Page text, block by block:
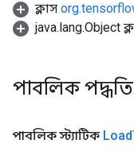
ক্লাস
java.lang.Object
পাবলিক পদ্ধতি
পাবলিক স্ট্যাটিক Load